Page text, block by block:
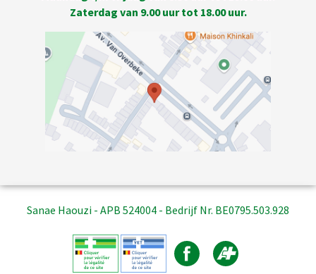
Zaterdag van 9.00 uur tot 18.00 uur.
Sanae Haouzi - APB 524004 - Bedrijf Nr. BE0795.503.928